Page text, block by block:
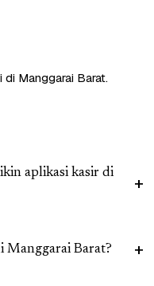
di Manggarai Barat.
aplikasi kasir di
Manggarai Barat?